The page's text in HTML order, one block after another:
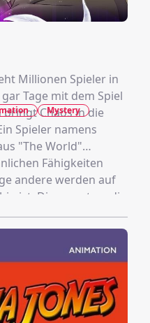
Millionen Spieler in
Tage mit dem Spiel
bringt Chaos in die
Spieler namens
"The World"
Fähigkeiten
andere werden auf
ist, Dinge zu tun, die
versuchen schließlich
entdecken sie
einige Geheimnisse
in Verbindung mit
in der Welt des Spiels
Schlüssel der
Mystery